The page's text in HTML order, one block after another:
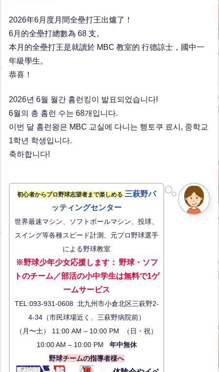
2026年6月度月間全壘打王出爐了！
6月的全壘打總數為 68 支。
本月的全壘打王是就讀於 MBC 教室的 行德諒士，國中一
年級學生。
恭喜！
2026년 6월 월간 홈런킹이 발표되었습니다!
6월의 총 홈런 수는 68개입니다.
이번 달 홈런왕은 MBC 교실에 다니는 행토쿠 료시, 중학교
1학년 학생입니다.
축하합니다!
初心者からプロ野球志望者まで楽しめる 三萩野バ
ッティングセンター
世界最速マシン、ソフトボールマシン、投球、
スイング等各種スピード計測、元プロ野球選手
による野球教室
※野球少年少女応援します： 野球・ソフ
トのチーム／部活の小中学生は無料で1ゲ
ームサービス
TEL:093-931-0608 北九州市小倉北区三萩野2-
4-34（市民球場近く、三萩野病院前）
（月〜土） 11:00 AM – 10:00 PM （日・祝）
10:00 AM – 10:00 PM 年中無休
野球チームの指導者様へ